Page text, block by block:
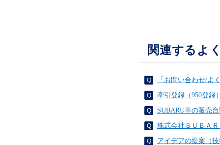
関連するよ
「お問い合わせ/よ
牽引登録（950登録
SUBARU車の販売
株式会社ＳＵＢＡ
アイデアの提案（